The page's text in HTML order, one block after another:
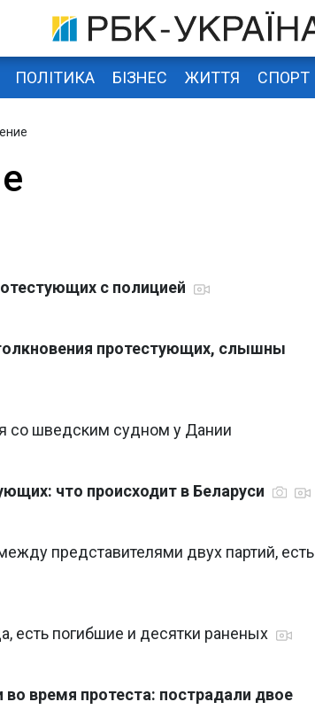
ПОЛІТИКА БІЗНЕС ЖИТТЯ СПОРТ
с полицией
протестующих, слышны
со шведским судном у Дании
что происходит в Беларуси
представителями двух партий, есть
есть погибшие и десятки раненых
время протеста: пострадали двое